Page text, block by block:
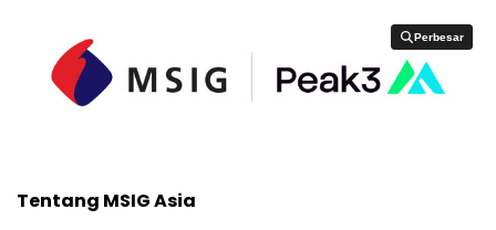
Perbesar
Perbesar
Tentang MSIG Asia